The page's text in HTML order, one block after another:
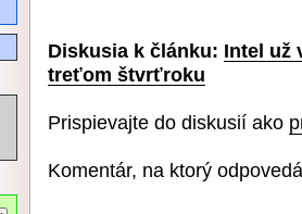
Diskusia k článku: Intel už
treťom štvrťroku
Prispievajte do diskusií ako
Komentár, na ktorý